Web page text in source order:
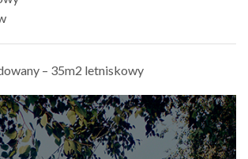
– 35m2 letniskowy